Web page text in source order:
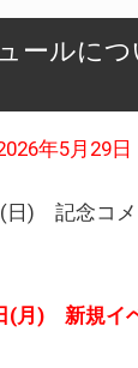
ールに
年5月29日
(日) 記念コ
(月) 新規イ